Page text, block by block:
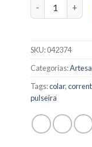
SKU:042374
Categorias:
Tags:colar,
pulseira